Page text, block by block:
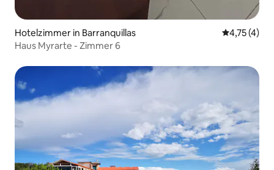
Hotelzimmer in Barranquillas
4,75 (4)
Haus Myrarte - Zimmer 6